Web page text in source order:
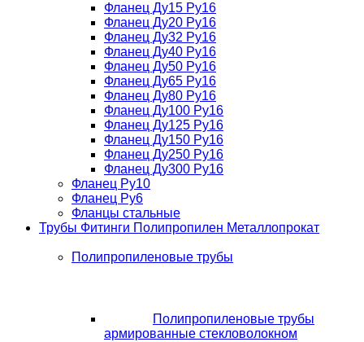
Фланец Ду15 Ру16
Фланец Ду20 Ру16
Фланец Ду32 Ру16
Фланец Ду40 Ру16
Фланец Ду50 Ру16
Фланец Ду65 Ру16
Фланец Ду80 Ру16
Фланец Ду100 Ру16
Фланец Ду125 Ру16
Фланец Ду150 Ру16
Фланец Ду250 Ру16
Фланец Ду300 Ру16
Фланец Ру10
Фланец Ру6
Фланцы стальные
Трубы Фитинги Полипропилен Металлопрокат
Полипропиленовые трубы
Полипропиленовые трубы
армированные стекловолокном